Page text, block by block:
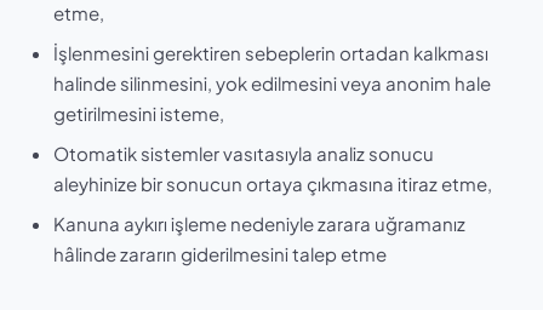
etme,
İşlenmesini gerektiren sebeplerin ortadan kalkması
halinde silinmesini, yok edilmesini veya anonim hale
getirilmesini isteme,
Otomatik sistemler vasıtasıyla analiz sonucu
aleyhinize bir sonucun ortaya çıkmasına itiraz etme,
Kanuna aykırı işleme nedeniyle zarara uğramanız
hâlinde zararın giderilmesini talep etme